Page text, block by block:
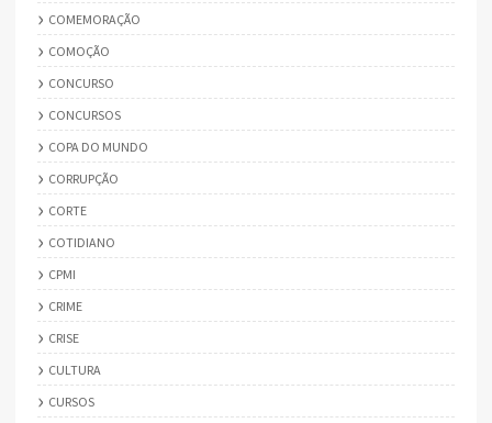
COMEMORAÇÃO
COMOÇÃO
CONCURSO
CONCURSOS
COPA DO MUNDO
CORRUPÇÃO
CORTE
COTIDIANO
CPMI
CRIME
CRISE
CULTURA
CURSOS